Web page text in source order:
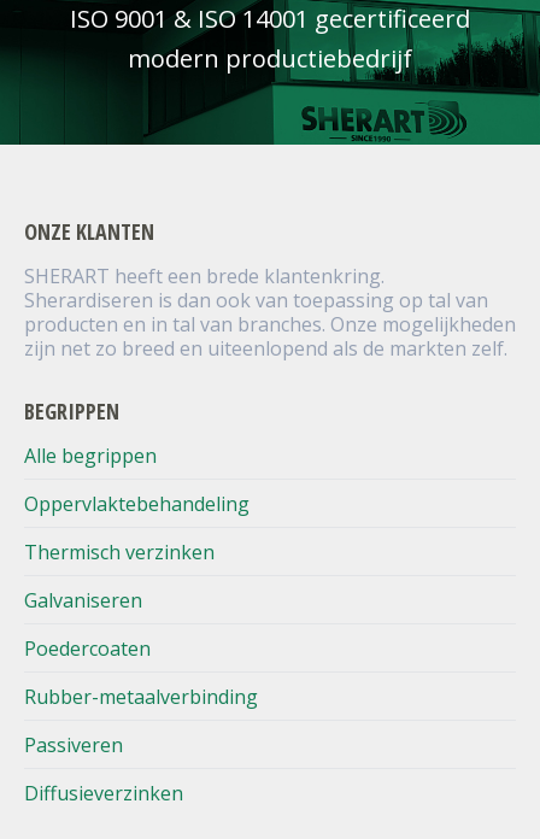
ISO 9001 & ISO 14001 gecertificeerd
modern productiebedrijf
ONZE KLANTEN
SHERART heeft een brede klantenkring.
Sherardiseren is dan ook van toepassing op tal van
producten en in tal van branches. Onze mogelijkheden
zijn net zo breed en uiteenlopend als de markten zelf.
BEGRIPPEN
Alle begrippen
Oppervlaktebehandeling
Thermisch verzinken
Galvaniseren
Poedercoaten
Rubber-metaalverbinding
Passiveren
Diffusieverzinken